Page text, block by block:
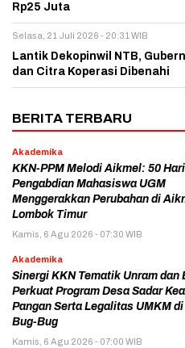
Rp25 Juta
Selasa, 21 Juli 2026 - 20:31 WIB
Lantik Dekopinwil NTB,
dan Citra Koperasi Dibenahi
BERITA TERBARU
Akademika
KKN-PPM Melodi Aikmel: 50 Hari
Pengabdian Mahasiswa UGM
Menggerakkan Perubahan di
Lombok Timur
Kamis, 6 Agu 2026 - 07:30 WIB
Akademika
Sinergi KKN Tematik Unram dan
Perkuat Program Desa Sadar
Pangan Serta Legalitas UMKM
Bug-Bug
Kamis, 6 Agu 2026 - 07:00 WIB